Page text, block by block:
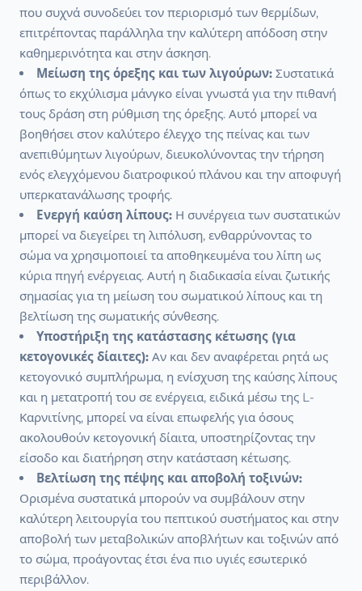
που συχνά συνοδεύει τον περιορισμό των θερμίδων,
επιτρέποντας παράλληλα την καλύτερη απόδοση στην
καθημερινότητα και στην άσκηση.
Μείωση της όρεξης και των λιγούρων: Συστατικά
όπως το εκχύλισμα μάνγκο είναι γνωστά για την πιθανή
τους δράση στη ρύθμιση της όρεξης. Αυτό μπορεί να
βοηθήσει στον καλύτερο έλεγχο της πείνας και των
ανεπιθύμητων λιγούρων, διευκολύνοντας την τήρηση
ενός ελεγχόμενου διατροφικού πλάνου και την αποφυγή
υπερκατανάλωσης τροφής.
Ενεργή καύση λίπους: Η συνέργεια των συστατικών
μπορεί να διεγείρει τη λιπόλυση, ενθαρρύνοντας το
σώμα να χρησιμοποιεί τα αποθηκευμένα του λίπη ως
κύρια πηγή ενέργειας. Αυτή η διαδικασία είναι ζωτικής
σημασίας για τη μείωση του σωματικού λίπους και τη
βελτίωση της σωματικής σύνθεσης.
Υποστήριξη της κατάστασης κέτωσης (για
κετογονικές δίαιτες): Αν και δεν αναφέρεται ρητά ως
κετογονικό συμπλήρωμα, η ενίσχυση της καύσης λίπους
και η μετατροπή του σε ενέργεια, ειδικά μέσω της L-
Καρνιτίνης, μπορεί να είναι επωφελής για όσους
ακολουθούν κετογονική δίαιτα, υποστηρίζοντας την
είσοδο και διατήρηση στην κατάσταση κέτωσης.
Βελτίωση της πέψης και αποβολή τοξινών:
Ορισμένα συστατικά μπορούν να συμβάλουν στην
καλύτερη λειτουργία του πεπτικού συστήματος και στην
αποβολή των μεταβολικών αποβλήτων και τοξινών από
το σώμα, προάγοντας έτσι ένα πιο υγιές εσωτερικό
περιβάλλον.